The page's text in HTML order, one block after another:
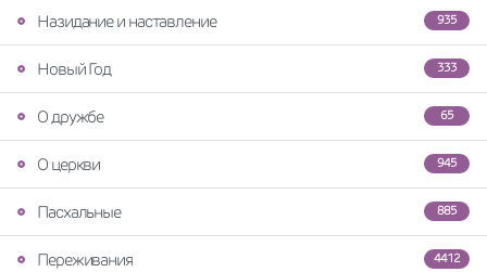
935
Назидание и наставление
333
Новый Год
65
О дружбе
945
О церкви
885
Пасхальные
4412
Переживания